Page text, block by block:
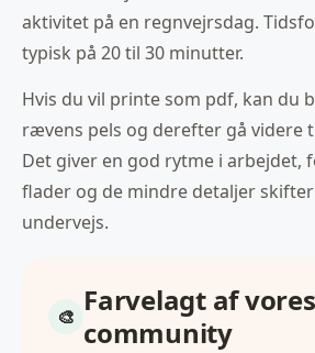
aktivitet på en regnvejrsdag.
typisk på 20 til 30 minutter.
Hvis du vil printe som pdf, kan du
rævens pels og derefter gå videre
Det giver en god rytme i arbejdet,
flader og de mindre detaljer
undervejs.
Farvelagt af vores
community